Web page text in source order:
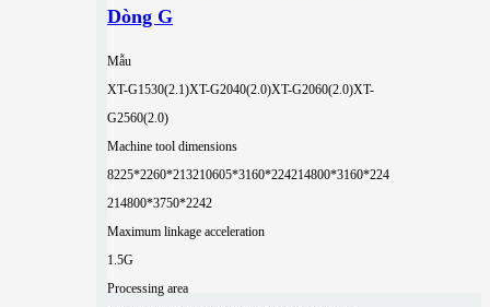
Dòng G
Mẫu
XT-G1530(2.1)XT-G2040(2.0)XT-G2060(2.0)XT-
G2560(2.0)
Machine tool dimensions
8225*2260*213210605*3160*224214800*3160*224
214800*3750*2242
Maximum linkage acceleration
1.5G
Processing area